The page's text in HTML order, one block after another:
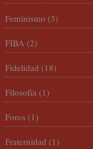
Feminismo (3)
FIBA (2)
Fidelidad (18)
Filosofía (1)
Foros (1)
Fraternidad (1)